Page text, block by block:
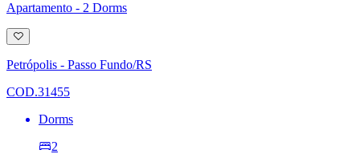
Apartamento - 2 Dorms
Adicionar
à
lista
de
Petrópolis - Passo Fundo/RS
COD.31455
Dorms
2